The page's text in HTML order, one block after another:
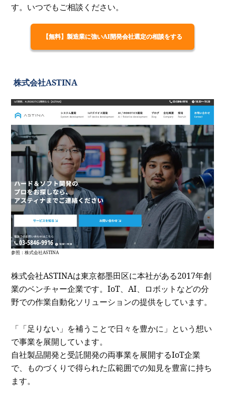
す。いつでもご相談ください。
【無料】製造業に強いAI開発会社選定の相談をする
株式会社ASTINA
参照：株式会社ASTINA
株式会社ASTINAは東京都墨田区に本社がある2017年創
業のベンチャー企業です。IoT、AI、ロボットなどの分
野での作業自動化ソリューションの提供をしています。
「「足りない」を補うことで日々を豊かに」という想い
で事業を展開しています。
自社製品開発と受託開発の両事業を展開するIoT企業
で、ものづくりで得られた広範囲での知見を豊富に持ち
ます。